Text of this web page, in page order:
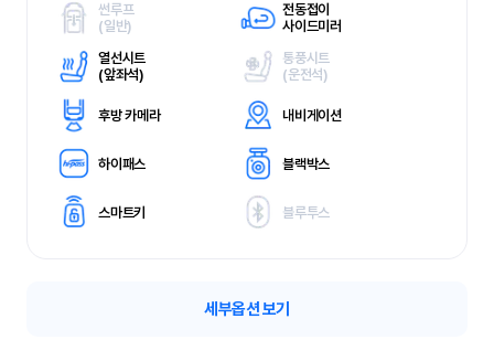
썬루프
(일반)
전동접이
사이드미러
열선시트
(앞좌석)
통풍시트
(운전석)
후방 카메라 내비게이션
하이패스 블랙박스
스마트키 블루투스
세부옵션 보기